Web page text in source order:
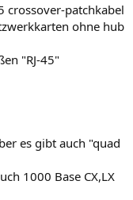
crossover-patchkabel
ohne hub
"RJ-45"
es gibt auch "quad
1000 Base CX,LX